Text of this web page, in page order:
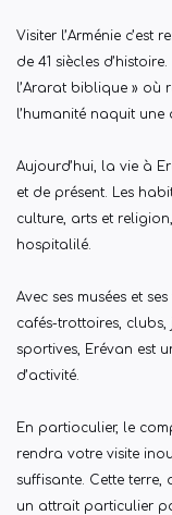
Visiter l’Arménie c’est
de 41 siècles
l’Ararat biblique » où
l’humanité naquit une
Aujourd’hui, la vie à
et de présent. Les
culture, arts et
hospitalilé.
Avec ses musées et
cafés-trottoires,
sportives, Erévan est
d’activité.
En partioculier, le
rendra votre visite
suffisante. Cette terre,
un attrait particulier